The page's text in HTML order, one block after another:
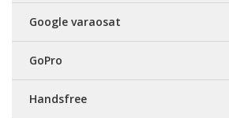
Google varaosat
GoPro
Handsfree